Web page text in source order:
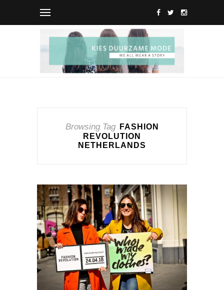
Browsing Tag
FASHION
REVOLUTION
NETHERLANDS